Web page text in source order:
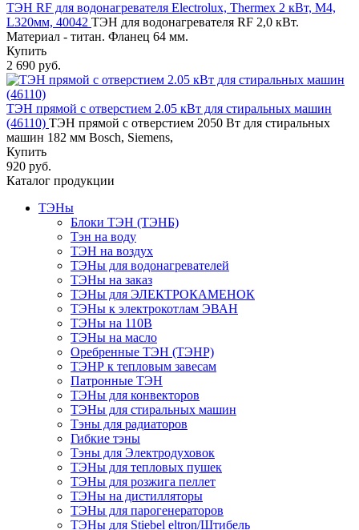
ТЭН RF для водонагревателя Electrolux, Thermex 2 кВт, М4,
L320мм, 40042 ТЭН для водонагревателя RF 2,0 кВт.
Материал - титан. Фланец 64 мм.
Купить
2 690 руб.
ТЭН прямой с отверстием 2.05 кВт для стиральных машин
(46110) ТЭН прямой с отверстием 2050 Вт для стиральных
машин 182 мм Bosch, Siemens,
Купить
920 руб.
Каталог продукции
ТЭНы
Блоки ТЭН (ТЭНБ)
Тэн на воду
ТЭН на воздух
ТЭНы для водонагревателей
ТЭНы на заказ
ТЭНы для ЭЛЕКТРОКАМЕНОК
ТЭНы к электрокотлам ЭВАН
ТЭНы на 110В
ТЭНы на масло
Оребренные ТЭН (ТЭНР)
ТЭНР к тепловым завесам
Патронные ТЭН
ТЭНы для конвекторов
ТЭНы для стиральных машин
Тэны для радиаторов
Гибкие тэны
Тэны для Электродуховок
ТЭНы для тепловых пушек
ТЭНы для розжига пеллет
ТЭНы на дистилляторы
ТЭНы для парогенераторов
ТЭНы для Stiebel eltron/Штибель